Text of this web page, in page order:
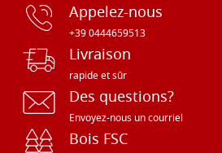
Appelez-nous
+39 0444659513
Livraison
rapide et sûr
Des questions?
Envoyez-nous un courriel
Bois FSC